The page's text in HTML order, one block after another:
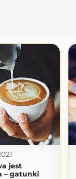
jest
– gatunki